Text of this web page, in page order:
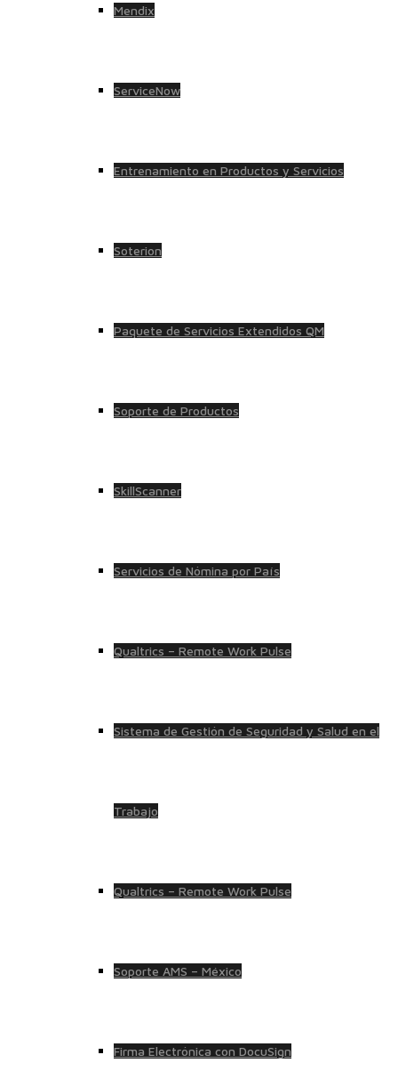
Mendix
ServiceNow
Entrenamiento en Productos y Servicios
Soterion
Paquete de Servicios Extendidos QM
Soporte de Productos
SkillScanner
Servicios de Nómina por País
Qualtrics – Remote Work Pulse
Sistema de Gestión de Seguridad y Salud en el
Trabajo
Qualtrics – Remote Work Pulse
Soporte AMS – México
Firma Electrónica con DocuSign